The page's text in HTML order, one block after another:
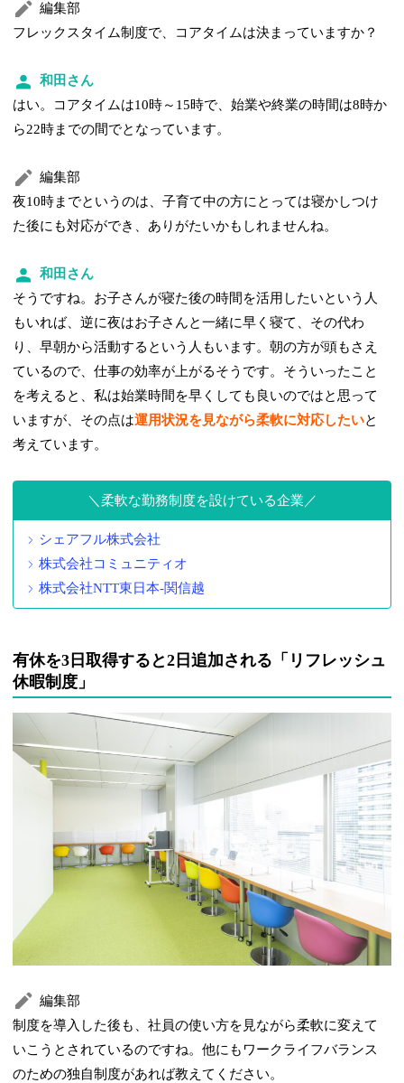
編集部
フレックスタイム制度で、コアタイムは決まっていますか？
和田さん
はい。コアタイムは10時～15時で、始業や終業の時間は8時か
ら22時までの間でとなっています。
編集部
夜10時までというのは、子育て中の方にとっては寝かしつけ
た後にも対応ができ、ありがたいかもしれませんね。
和田さん
そうですね。お子さんが寝た後の時間を活用したいという人
もいれば、逆に夜はお子さんと一緒に早く寝て、その代わ
り、早朝から活動するという人もいます。朝の方が頭もさえ
ているので、仕事の効率が上がるそうです。そういったこと
を考えると、私は始業時間を早くしても良いのではと思って
いますが、その点は運用状況を見ながら柔軟に対応したいと
考えています。
柔軟な勤務制度を設けている企業
シェアフル株式会社
株式会社コミュニティオ
株式会社NTT東日本-関信越
有休を3日取得すると2日追加される「リフレッシュ
休暇制度」
編集部
制度を導入した後も、社員の使い方を見ながら柔軟に変えて
いこうとされているのですね。他にもワークライフバランス
のための独自制度があれば教えてください。